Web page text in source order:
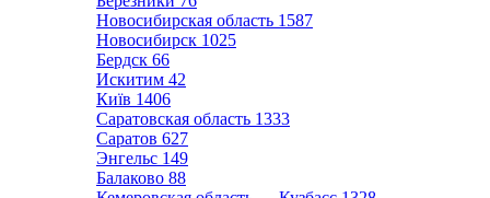
Новосибирская область 1587
Новосибирск 1025
Бердск 66
Искитим 42
Київ 1406
Саратовская область 1333
Саратов 627
Энгельс 149
Балаково 88